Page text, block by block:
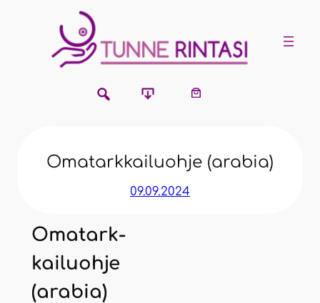
sisältöön
Oma­tark­kai­luoh­je (ara­bia)
09.09.2024
Oma­tark­
kai­luoh­je
(ara­bia)